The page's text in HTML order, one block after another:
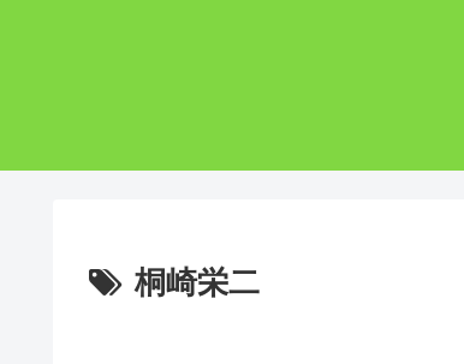
桐崎栄二